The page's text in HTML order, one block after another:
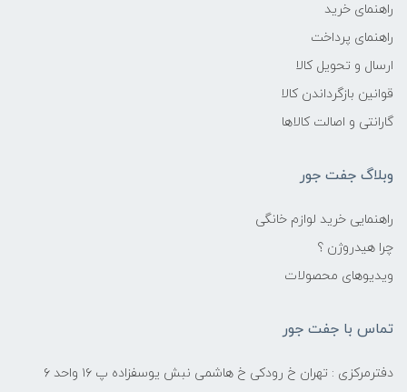
راهنمای خرید
راهنمای پرداخت
ارسال و تحویل کالا
قوانین بازگرداندن کالا
گارانتی و اصالت کالاها
وبلاگ جفت جور
راهنمایی خرید لوازم خانگی
چرا هیدروژن ؟
ویدیوهای محصولات
تماس با جفت جور
دفترمرکزی : تهران خ رودکی خ هاشمی نبش یوسفزاده پ ۱۶ واحد ۶